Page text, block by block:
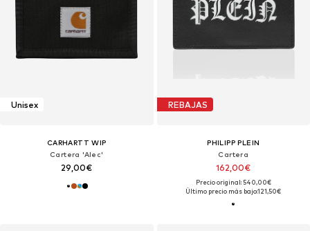
Unisex
CARHARTT WIP
Cartera 'Alec'
29,00€
REBAJAS
PHILIPP PLEIN
Cartera
162,00€
Precio original: 540,00€
Último precio más bajo:121,50€